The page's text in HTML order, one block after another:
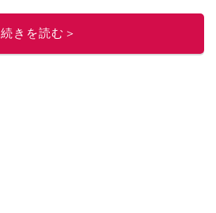
このイチオシストの他の記事を読む
続きを読む＞